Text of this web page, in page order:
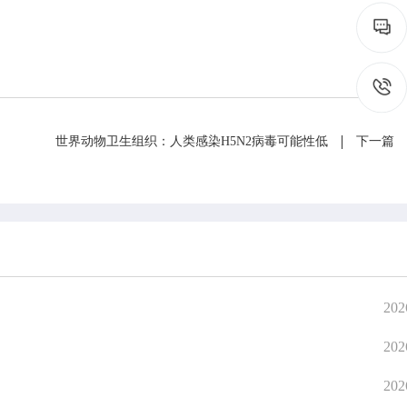
政务
世界动物卫生组织：人类感染H5N2病毒可能性低 下一篇